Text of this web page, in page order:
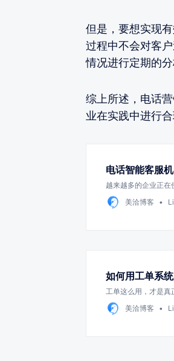
但是，要想实现
过程中不会对客
情况进行定期的
综上所述，电话
业在实践中进行
电话智能客服
越来越多的企业正在
美洽博客
如何用工单系
工单这么用，才是真
美洽博客